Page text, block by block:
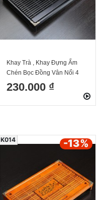
Khay Trà , Khay Đựng Ấm
Chén Bọc Đồng Vân Nổi 4
Góc Màu Đen Mã đáo thành
công 6 43x28cm
230.000 ₫
K014 -13%